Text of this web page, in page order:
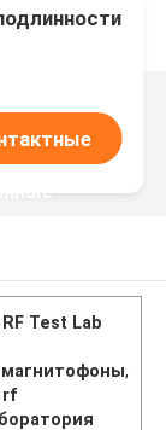
Test Lab
,
rf